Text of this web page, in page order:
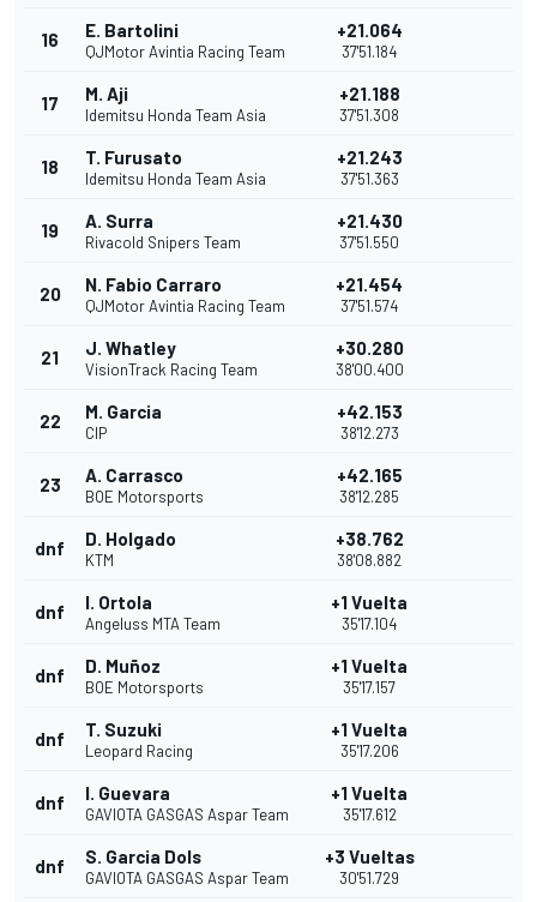
16 E. Bartolini
QJMotor Avintia Racing Team
+21.064
37'51.184
17 M. Aji
Idemitsu Honda Team Asia
+21.188
37'51.308
18 T. Furusato
Idemitsu Honda Team Asia
+21.243
37'51.363
19 A. Surra
Rivacold Snipers Team
+21.430
37'51.550
20 N. Fabio Carraro
QJMotor Avintia Racing Team
+21.454
37'51.574
21 J. Whatley
VisionTrack Racing Team
+30.280
38'00.400
22 M. Garcia
CIP
+42.153
38'12.273
23 A. Carrasco
BOE Motorsports
+42.165
38'12.285
dnf D. Holgado
KTM
+38.762
38'08.882
dnf I. Ortola
Angeluss MTA Team
+1 Vuelta
35'17.104
dnf D. Muñoz
BOE Motorsports
+1 Vuelta
35'17.157
dnf T. Suzuki
Leopard Racing
+1 Vuelta
35'17.206
dnf I. Guevara
GAVIOTA GASGAS Aspar Team
+1 Vuelta
35'17.612
dnf S. Garcia Dols
GAVIOTA GASGAS Aspar Team
+3 Vueltas
30'51.729